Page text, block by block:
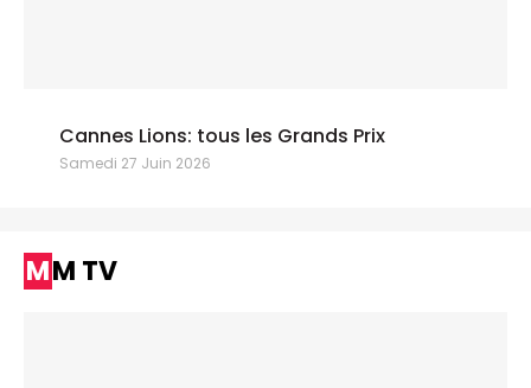
Cannes Lions: tous les Grands Prix
Samedi 27 Juin 2026
MM TV